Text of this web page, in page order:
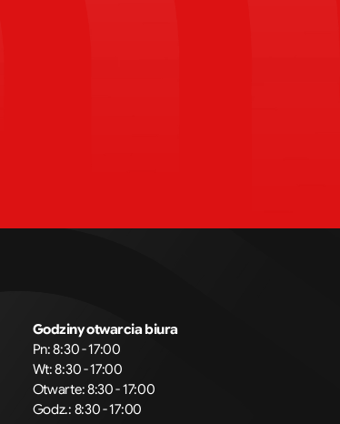
Godziny otwarcia biura
Pn: 8:30 - 17:00
Wt: 8:30 - 17:00
Otwarte: 8:30 - 17:00
Godz.: 8:30 - 17:00